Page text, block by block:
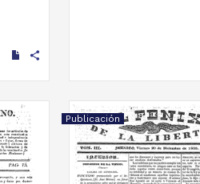
share
Publicación